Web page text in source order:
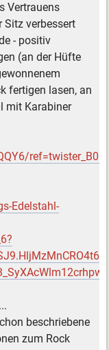
Vertrauens
Sitz verbessert
- positiv
(an der Hüfte
fertigen lasen, an
mit Karabiner
Edelstahl-
beschriebene
zum Rock